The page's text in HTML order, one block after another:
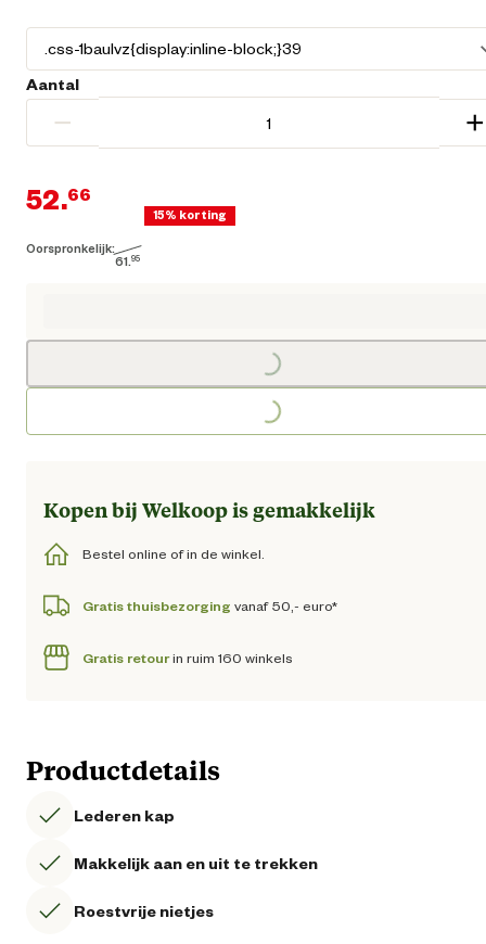
Aantal
− +
Oorspronkelijk:
61.95
52.66
Huidige prijs € 52,66
15% korting
Loading...
Loading...
Kopen bij Welkoop is gemakkelijk
Bestel online of in de winkel.
Gratis thuisbezorging vanaf 50,- euro*
Gratis retourin ruim 160 winkels
Productdetails
Lederen kap
Makkelijk aan en uit te trekken
Roestvrije nietjes